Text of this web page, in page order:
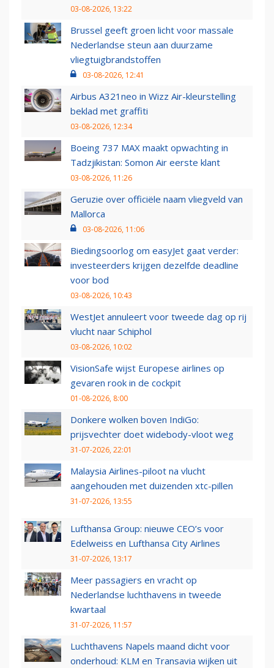
03-08-2026, 13:22
Brussel geeft groen licht voor massale
Nederlandse steun aan duurzame
vliegtuigbrandstoffen
03-08-2026, 12:41
Airbus A321neo in Wizz Air-kleurstelling
beklad met graffiti
03-08-2026, 12:34
Boeing 737 MAX maakt opwachting in
Tadzjikistan: Somon Air eerste klant
03-08-2026, 11:26
Geruzie over officiële naam vliegveld van
Mallorca
03-08-2026, 11:06
Biedingsoorlog om easyJet gaat verder:
investeerders krijgen dezelfde deadline
voor bod
03-08-2026, 10:43
WestJet annuleert voor tweede dag op rij
vlucht naar Schiphol
03-08-2026, 10:02
VisionSafe wijst Europese airlines op
gevaren rook in de cockpit
01-08-2026, 8:00
Donkere wolken boven IndiGo:
prijsvechter doet widebody-vloot weg
31-07-2026, 22:01
Malaysia Airlines-piloot na vlucht
aangehouden met duizenden xtc-pillen
31-07-2026, 13:55
Lufthansa Group: nieuwe CEO’s voor
Edelweiss en Lufthansa City Airlines
31-07-2026, 13:17
Meer passagiers en vracht op
Nederlandse luchthavens in tweede
kwartaal
31-07-2026, 11:57
Luchthavens Napels maand dicht voor
onderhoud: KLM en Transavia wijken uit